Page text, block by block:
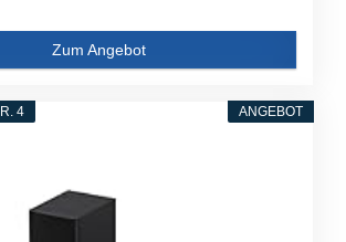
Zum Angebot
ANGEBOT
4